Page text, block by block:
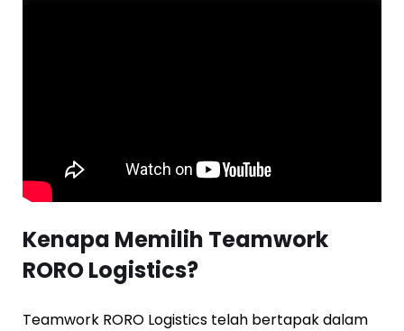
Kenapa Memilih Teamwork
RORO Logistics?
Teamwork RORO Logistics telah bertapak dalam